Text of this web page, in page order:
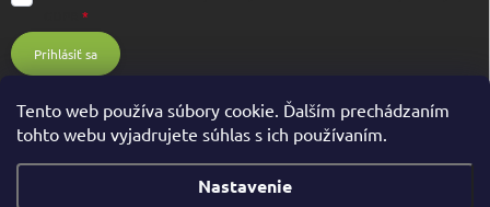
Tento web používa súbory cookie. Ďalším prechádzaním
tohto webu vyjadrujete súhlas s ich používaním.
Nastavenie
Prihlásiť sa